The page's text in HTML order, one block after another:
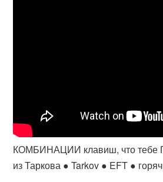
КОМБИНАЦИИ клавиш, что
из Таркова ● Tarkov ● EFT ●